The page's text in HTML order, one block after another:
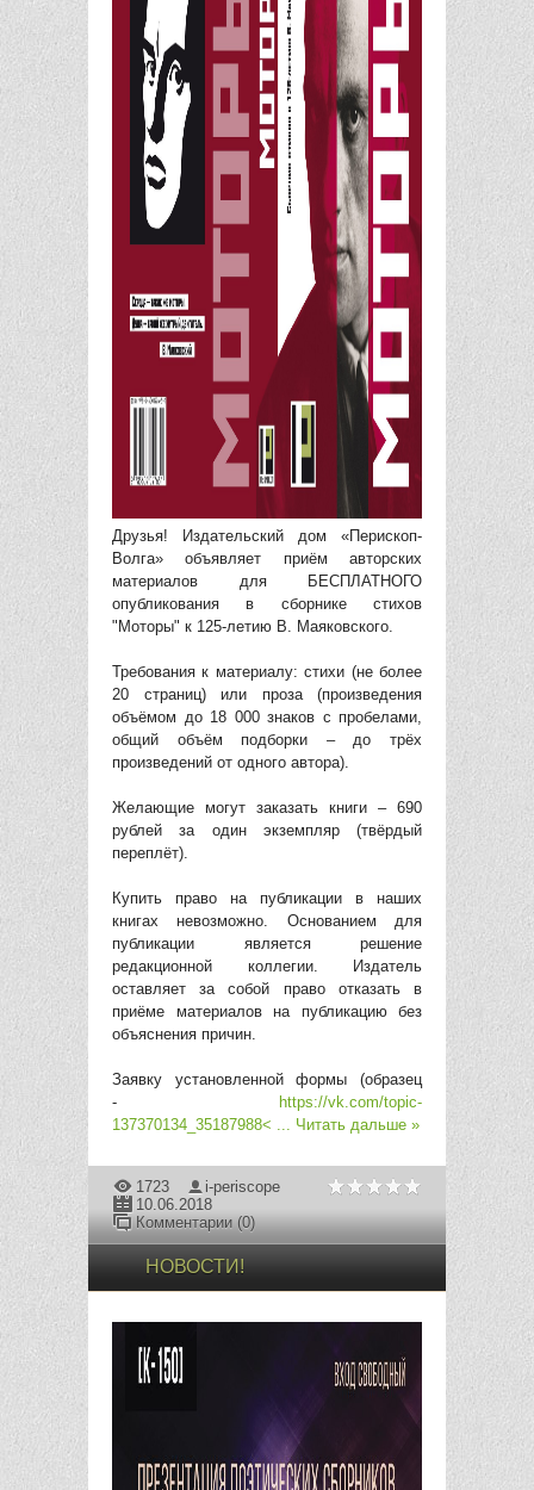
Друзья! Издательский дом «Перископ-
Волга» объявляет приём авторских
материалов для БЕСПЛАТНОГО
опубликования в сборнике стихов
"Моторы" к 125-летию В. Маяковского.
Требования к материалу: стихи (не более
20 страниц) или проза (произведения
объёмом до 18 000 знаков с пробелами,
общий объём подборки – до трёх
произведений от одного автора).
Желающие могут заказать книги – 690
рублей за один экземпляр (твёрдый
переплёт).
Купить право на публикации в наших
книгах невозможно. Основанием для
публикации является решение
редакционной коллегии. Издатель
оставляет за собой право отказать в
приёме материалов на публикацию без
объяснения причин.
Заявку установленной формы (образец
-
https://vk.com/topic-
137370134_35187988< ... Читать дальше »
1723
i-periscope
10.06.2018
Комментарии (0)
НОВОСТИ!